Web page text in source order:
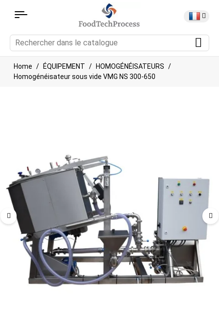
Home ÉQUIPEMENT
HOMOGÉNÉISATEURS
Homogénéisateur sous vide VMG NS 300-650